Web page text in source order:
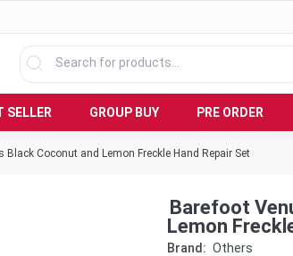
SELLER GROUP BUY PRE ORDER
Black Coconut and Lemon Freckle Hand Repair Set
Barefoot
Lemon
Brand: Others